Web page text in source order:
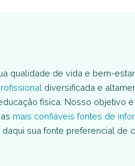
qualidade de vida e bem-
diversificada e
física. Nosso objetivo é
mais confiáveis fontes de
sua fonte preferencial de